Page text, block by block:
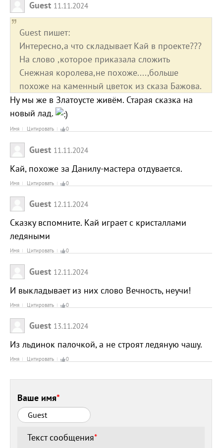
Guest 11.11.2024
Guest пишет:
Интересно,а что складывает Кай в проекте???
На слово ,которое приказала сложить
Снежная королева,не похоже....,больше
похоже на каменный цветок из сказа Бажова.
Ну мы же в Златоусте живём. Старая сказка на
новый лад.
Имя Цитировать 0
Guest 11.11.2024
Кай, похоже за Данилу-мастера отдувается.
Имя Цитировать 0
Guest 12.11.2024
Сказку вспомните. Кай играет с кристаллами
ледяными
Имя Цитировать 0
Guest 12.11.2024
И выкладывает из них слово Вечность, неучи!
Имя Цитировать 0
Guest 13.11.2024
Из льдинок палочкой, а не строят ледяную чашу.
Имя Цитировать 0
Ваше имя*
Текст сообщения*